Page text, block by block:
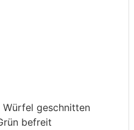
Würfel geschnitten
befreit